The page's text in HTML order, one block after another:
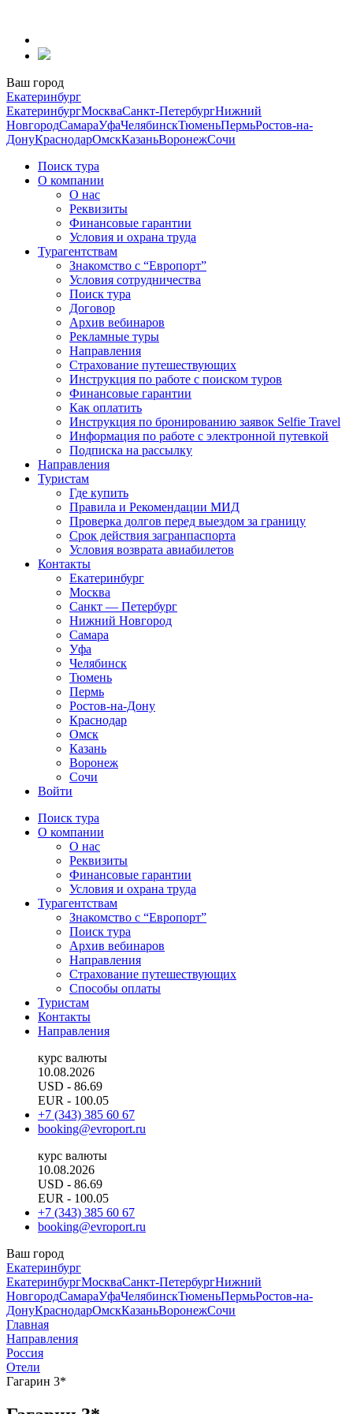
содержанию
Ваш город
Екатеринбург
ЕкатеринбургМоскваСанкт-ПетербургНижний
НовгородСамараУфаЧелябинскТюменьПермьРостов-на-
ДонуКраснодарОмскКазаньВоронежСочи
Поиск тура
О компании
О нас
Реквизиты
Финансовые гарантии
Условия и охрана труда
Турагентствам
Знакомство с “Европорт”
Условия сотрудничества
Поиск тура
Договор
Архив вебинаров
Рекламные туры
Направления
Страхование путешествующих
Инструкция по работе с поиском туров
Финансовые гарантии
Как оплатить
Инструкция по бронированию заявок Selfie Travel
Информация по работе с электронной путевкой
Подписка на рассылку
Направления
Туристам
Где купить
Правила и Рекомендации МИД
Проверка долгов перед выездом за границу
Срок действия загранпаспорта
Условия возврата авиабилетов
Контакты
Екатеринбург
Москва
Санкт — Петербург
Нижний Новгород
Самара
Уфа
Челябинск
Тюмень
Пермь
Ростов-на-Дону
Краснодар
Омск
Казань
Воронеж
Сочи
Войти
Поиск тура
О компании
О нас
Реквизиты
Финансовые гарантии
Условия и охрана труда
Турагентствам
Знакомство с “Европорт”
Поиск тура
Архив вебинаров
Направления
Страхование путешествующих
Способы оплаты
Туристам
Контакты
Направления
курс валюты
10.08.2026
USD - 86.69
EUR - 100.05
+7 (343) 385 60 67
booking@evroport.ru
курс валюты
10.08.2026
USD - 86.69
EUR - 100.05
+7 (343) 385 60 67
booking@evroport.ru
Ваш город
Екатеринбург
ЕкатеринбургМоскваСанкт-ПетербургНижний
НовгородСамараУфаЧелябинскТюменьПермьРостов-на-
ДонуКраснодарОмскКазаньВоронежСочи
Главная
Направления
Россия
Отели
Гагарин 3*